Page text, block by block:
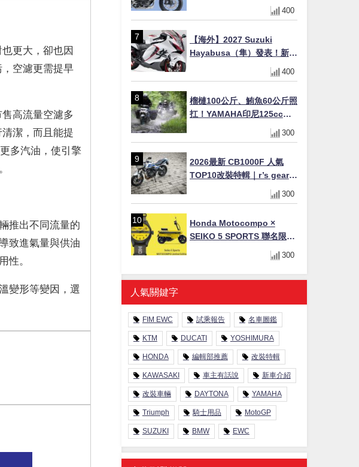
更大，卻也因
空濾更需提早
高流量空濾多
潔，而且能提
多汽油，使引擎
推出不同流量的
致進氣量與供油
性。
變形等變因，選
奇解密 與CBR差異一次搞懂
400
【海外】2027 Suzuki
Hayabusa（隼）發表！新增
Special Edition 特仕版，全
新珍珠白塗裝與專屬配備登
400
榴槤100公斤、鮪魚60公斤照
扛！YAMAHA印尼125cc速
克達Gear Ultima 2740公里
耐操實測
300
2026最新 CB1000F 人氣
TOP10改裝特輯｜r’s gear鈦
合金排氣管、OHLINS TTX
後避震、HONDA頭燈整流罩
300
Honda Motocompo ×
SEIKO 5 SPORTS 聯名限量
錶登場！重現黃色車身、油
300
人氣關鍵字
FIM EWC 試乘報告 名車圖鑑
KTM DUCATI YOSHIMURA
HONDA 編輯部推薦 改裝特輯
KAWASAKI 車主有話說 新車介紹
改裝車輛 DAYTONA YAMAHA
Triumph 騎士用品 MotoGP
SUZUKI BMW EWC